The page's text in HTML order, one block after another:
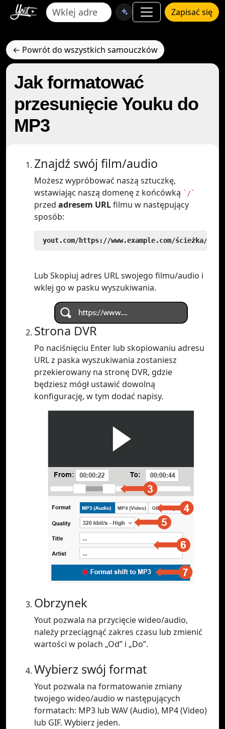
Zapisać się
← Powrót do wszystkich samouczków
Jak formatować
przesunięcie Youku do
MP3
Znajdź swój film/audio
Możesz wypróbować naszą sztuczkę,
wstawiając naszą domenę z końcówką `/`
przed adresem URLfilmu w następujący
sposób:
yout.com/https://www.example.com/ścieżka/do/
Lub Skopiuj adres URL swojego filmu/audio i
wklej go w pasku wyszukiwania.
Strona DVR
Po naciśnięciu Enter lub skopiowaniu adresu
URL z paska wyszukiwania zostaniesz
przekierowany na stronę DVR, gdzie
będziesz mógł ustawić dowolną
konfigurację, w tym dodać napisy.
Obrzynek
Yout pozwala na przycięcie wideo/audio,
należy przeciągnąć zakres czasu lub zmienić
wartości w polach „Od” i „Do”.
Wybierz swój format
Yout pozwala na formatowanie zmiany
twojego wideo/audio w następujących
formatach: MP3 lub WAV (Audio), MP4 (Video)
lub GIF. Wybierz jeden.